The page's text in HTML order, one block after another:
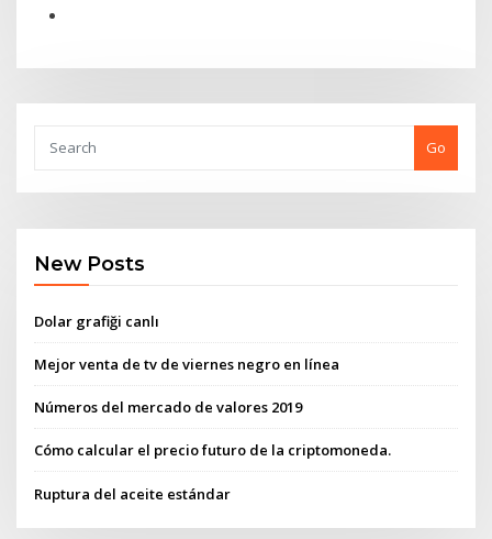
Go
New Posts
Dolar grafiği canlı
Mejor venta de tv de viernes negro en línea
Números del mercado de valores 2019
Cómo calcular el precio futuro de la criptomoneda.
Ruptura del aceite estándar